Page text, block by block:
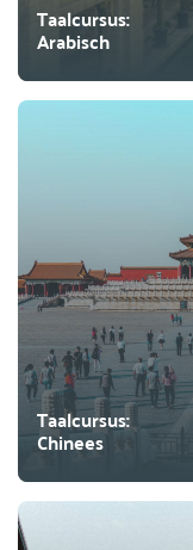
Taalcursus:
Arabisch
Taalcursus:
Chinees